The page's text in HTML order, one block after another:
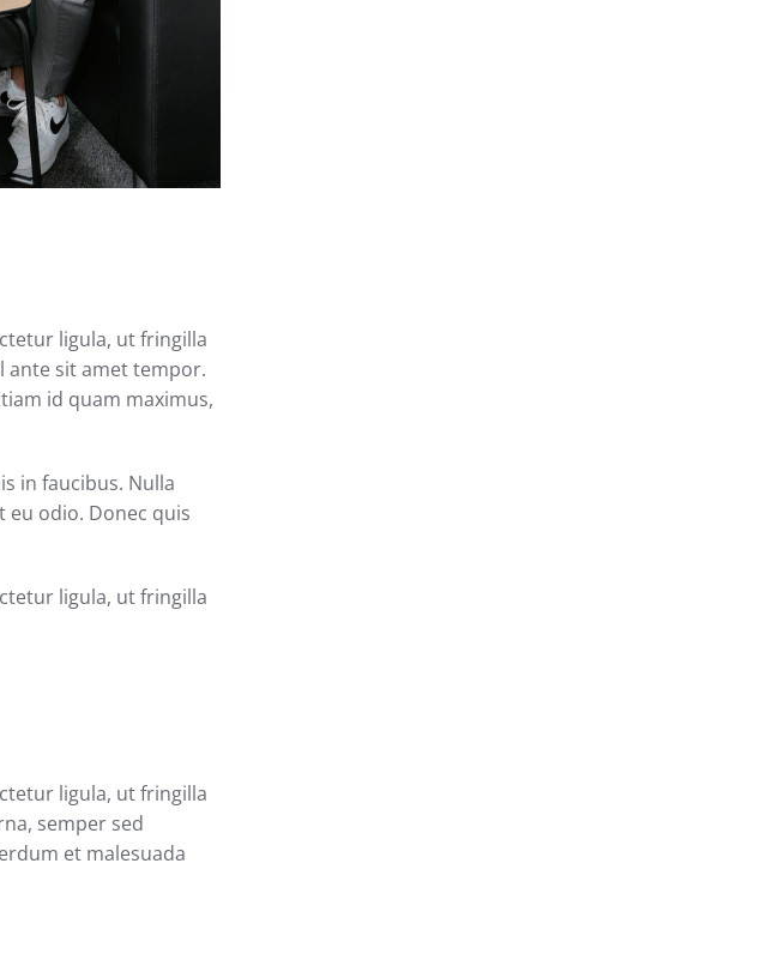
ligula, ut fringilla
ante sit amet tempor.
id quam maximus,
in faucibus. Nulla
odio. Donec quis
ligula, ut fringilla
ligula, ut fringilla
semper sed
et malesuada